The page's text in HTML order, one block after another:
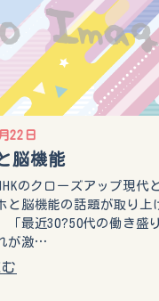
22日
脳機能
のクローズアップ現代
と脳機能の話題が取り上
「最近30?50代の働き盛
が激…